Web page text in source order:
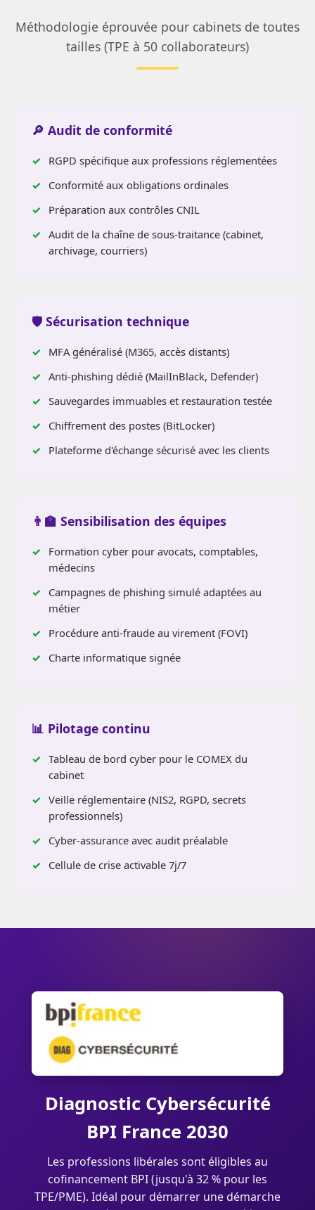
Méthodologie éprouvée pour cabinets de toutes
tailles (TPE à 50 collaborateurs)
🔎 Audit de conformité
RGPD spécifique aux professions réglementées
Conformité aux obligations ordinales
Préparation aux contrôles CNIL
Audit de la chaîne de sous-traitance (cabinet,
archivage, courriers)
🛡 Sécurisation technique
MFA généralisé (M365, accès distants)
Anti-phishing dédié (MailInBlack, Defender)
Sauvegardes immuables et restauration testée
Chiffrement des postes (BitLocker)
Plateforme d'échange sécurisé avec les clients
👨‍🏫 Sensibilisation des équipes
Formation cyber pour avocats, comptables,
médecins
Campagnes de phishing simulé adaptées au
métier
Procédure anti-fraude au virement (FOVI)
Charte informatique signée
📊 Pilotage continu
Tableau de bord cyber pour le COMEX du
cabinet
Veille réglementaire (NIS2, RGPD, secrets
professionnels)
Cyber-assurance avec audit préalable
Cellule de crise activable 7j/7
Diagnostic Cybersécurité
BPI France 2030
Les professions libérales sont éligibles au
cofinancement BPI (jusqu'à 32 % pour les
TPE/PME). Idéal pour démarrer une démarche